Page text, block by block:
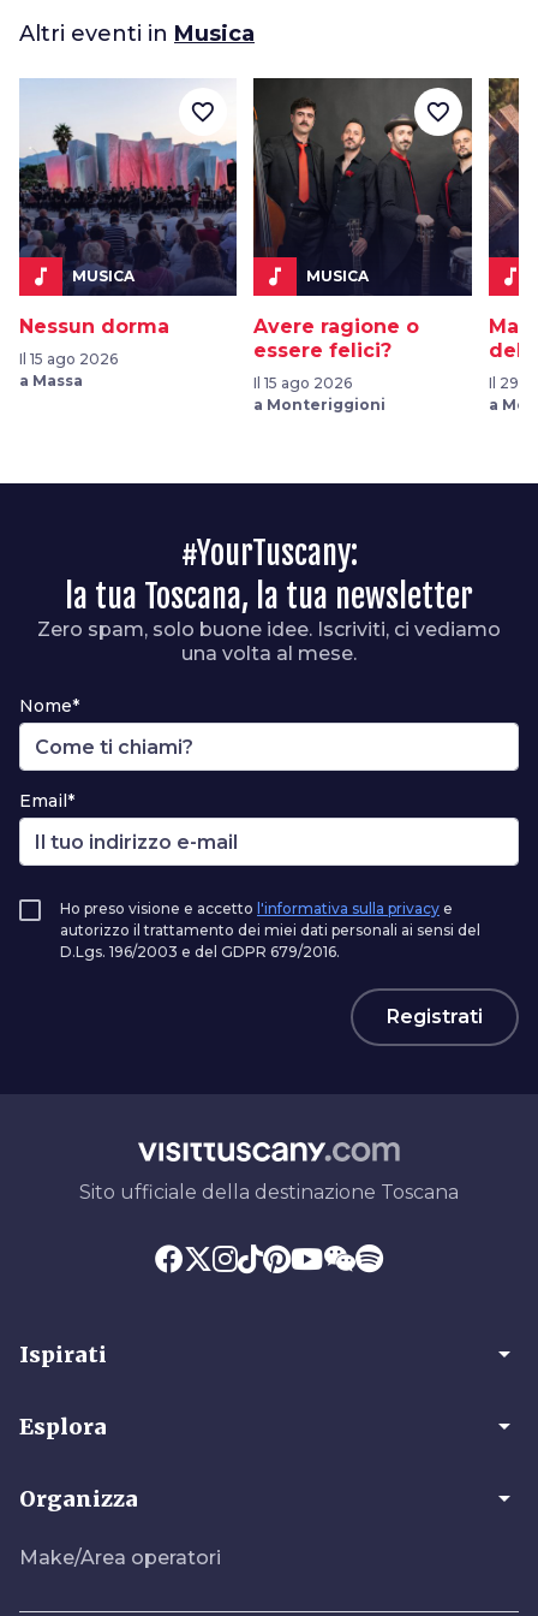
Altri eventi in Musica
music_note MUSICA
Nessun dorma
Il 15 ago 2026
a Massa
favorite_border
music_note MUSICA
Avere ragione o
essere felici?
Il 15 ago 2026
a Monteriggioni
favorite_border
music_note
Ma
Il 29
a
#YourTuscany:
la tua Toscana, la tua newsletter
Zero spam, solo buone idee. Iscriviti, ci vediamo
una volta al mese.
Nome*
Email*
Ho preso visione e accetto l'informativa sulla privacy e
autorizzo il trattamento dei miei dati personali ai sensi del
D.Lgs. 196/2003 e del GDPR 679/2016.
Registrati
Sito ufficiale della destinazione Toscana
Ispirati arrow_drop_down
Esplora arrow_drop_down
Organizza arrow_drop_down
Make/Area operatori